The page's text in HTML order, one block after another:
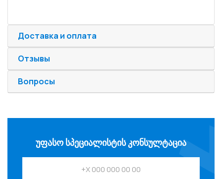
Доставка и оплата
Отзывы
Вопросы
ᲣᲤᲐᲡᲝ ᲡᲞᲔᲪᲘᲐᲚᲘᲡᲢᲘᲡ ᲙᲝᲜᲡᲣᲚᲢᲐᲪᲘᲐ